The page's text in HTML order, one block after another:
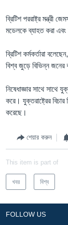
ব্রিটিশ পররাষ্ট্র মন্ত্রী
মডেলকে ব্যাহত করা এবং
ব্রিটিশ কর্মকর্তারা
বিশ্ব জুড়ে বিভিন্ন
নিষেধাজ্ঞার সাথে সাথে
করে। যুক্তরাষ্ট্রের
করেছে।
শেয়ার করুন
This item is part of
খবর বিশ্ব
FOLLOW US